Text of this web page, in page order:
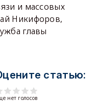
и массовых
Никифоров,
главы
статью:
нет голосов